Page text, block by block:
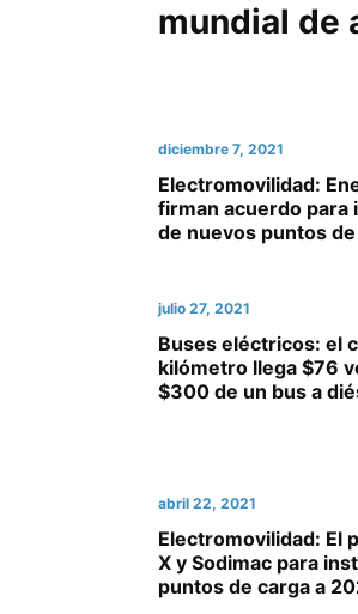
mundial de
diciembre 7, 2021
Electromovilidad:
firman acuerdo para
de nuevos puntos
julio 27, 2021
Buses eléctricos: el
kilómetro llega $76
$300 de un bus a
abril 22, 2021
Electromovilidad: El
X y Sodimac para
puntos de carga a